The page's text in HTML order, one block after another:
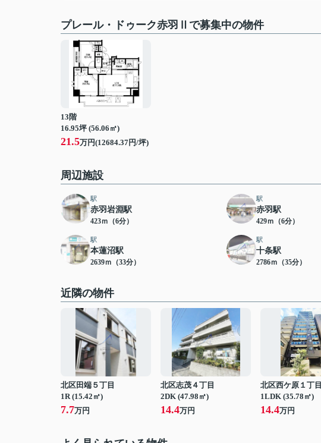
プレール・ドゥーク赤羽Ⅱで募集中の物件
13階
16.95坪 (56.06㎡)
21.5万円(12684.37円/坪)
周辺施設
駅
赤羽岩淵駅
423ｍ（6分）
駅
赤羽駅
429ｍ（6分）
駅
本蓮沼駅
2639ｍ（33分）
駅
十条駅
2786ｍ（35分）
近隣の物件
北区田端５丁目
1R (15.42㎡)
7.7万円
北区志茂４丁目
2DK (47.98㎡)
14.4万円
北区西ケ原１丁目
1LDK (35.78㎡)
14.4万円